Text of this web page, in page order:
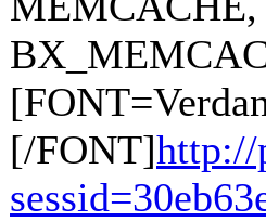
[/FONT]http://